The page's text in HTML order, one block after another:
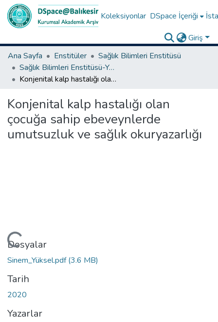
Koleksiyonlar DSpace İçeriği
Giriş
Ana Sayfa
Enstitüler
Sağlık Bilimleri Enstitüsü
Sağlık Bilimleri Enstitüsü-Yüksek Lisans Tezleri
Konjenital kalp hastalığı olan çocuğa sahip ebeveynlerde umutsuzluk ve sağlık okuryazarlığı
Konjenital kalp hastalığı olan
çocuğa sahip ebeveynlerde
umutsuzluk ve sağlık okuryazarlığı
Dosyalar
Sinem_Yüksel.pdf(3.6 MB)
Tarih
2020
Yazarlar